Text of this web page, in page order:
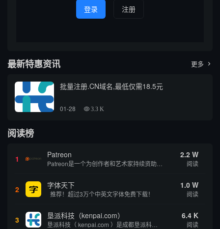
登录 注册
最新特惠资讯 更多 
批量注册.CN域名,最低仅需18.5元
01-28 3.3 K
阅读榜
1 Patreon 2.2 W
阅读
2 字体天下
推荐！超过3万个中英文字体免费下载！
1.0 W
阅读
3 垦派科技（kenpai.com） 6.4 K
阅读